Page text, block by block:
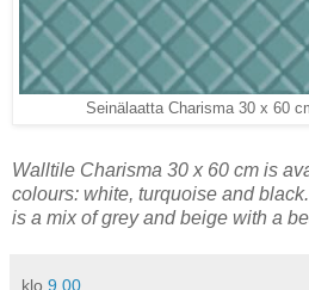
Seinälaatta Charisma 30 x 60
Walltile Charisma 30 x 60 cm is
colours: white, turquoise and
is a mix of grey and beige with a
klo 9.00